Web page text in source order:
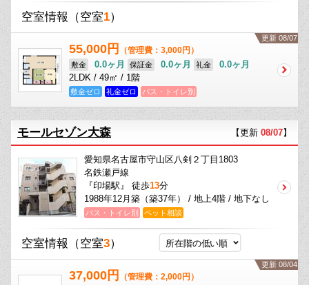
空室情報 （空室1）
更新 08/07
55,000円 （管理費：3,000円）
敷金 0.0ヶ月 保証金 0.0ヶ月 礼金
0.0ヶ月
2LDK / 49㎡ / 1階
敷金ゼロ 礼金ゼロ バス・トイレ別
モールセゾン大森 【更新 08/07】
愛知県名古屋市守山区八剣２丁目1803
名鉄瀬戸線
『印場駅』 徒歩13分
1988年12月築（築37年） / 地上4階 / 地下なし
バス・トイレ別 ペット相談
空室情報 （空室3）
更新 08/04
37,000円 （管理費：2,000円）